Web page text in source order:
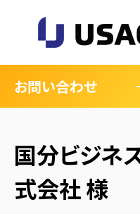
お問い合わせ
国分ビジネ
式会社 様